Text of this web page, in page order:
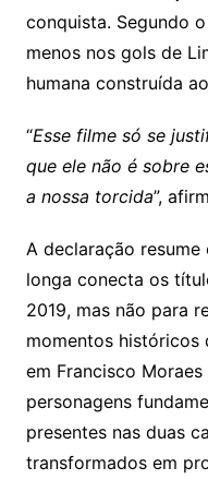
conquista. Segundo
menos nos gols de
humana construída
“Esse filme só se
que ele não é sobre
a nossa torcida”,
A declaração
longa conecta os
2019, mas não para
momentos históricos
em Francisco
personagens
presentes nas duas
transformados em